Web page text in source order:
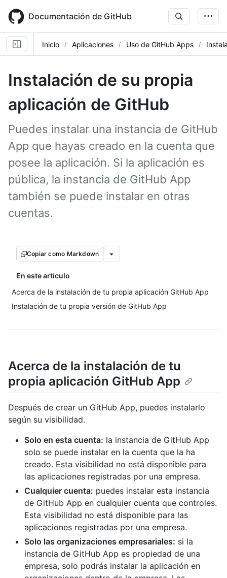
main
content
Documentación de GitHub
Inicio Aplicaciones Uso de GitHub Apps
Instalación de su propia
aplicación de GitHub
Puedes instalar una instancia de GitHub
App que hayas creado en la cuenta que
posee la aplicación. Si la aplicación es
pública, la instancia de GitHub App
también se puede instalar en otras
cuentas.
Copiar como Markdown
En este artículo
Acerca de la instalación de tu propia aplicación GitHub App
Instalación de tu propia versión de GitHub App
Acerca de la instalación de tu
propia aplicación GitHub App
Después de crear un GitHub App, puedes instalarlo
según su visibilidad.
Solo en esta cuenta: la instancia de GitHub App
solo se puede instalar en la cuenta que la ha
creado. Esta visibilidad no está disponible para
las aplicaciones registradas por una empresa.
Cualquier cuenta: puedes instalar esta instancia
de GitHub App en cualquier cuenta que controles.
Esta visibilidad no está disponible para las
aplicaciones registradas por una empresa.
Solo las organizaciones empresariales: si la
instancia de GitHub App es propiedad de una
empresa, solo podrás instalar la aplicación en